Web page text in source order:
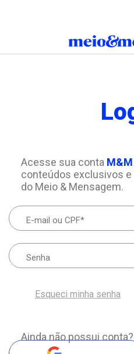
Acesse sua conta M&M
conteúdos exclusivos
do Meio & Mensagem.
Esqueci minha senha
Ainda não possui conta?